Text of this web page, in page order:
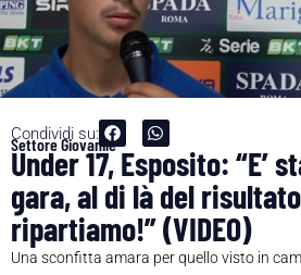
Condividi su:
Settore Giovanile
Under 17, Esposito: “E’
gara, al di là del
ripartiamo!” (VIDEO)
Una sconfitta amara per quello visto in